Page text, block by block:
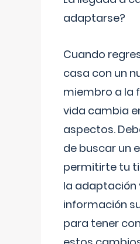
adaptarse?
Cuando
casa con un
miembro a la
vida cambia
aspectos.
de buscar un
permitirte tu
la adaptación
información
para tener